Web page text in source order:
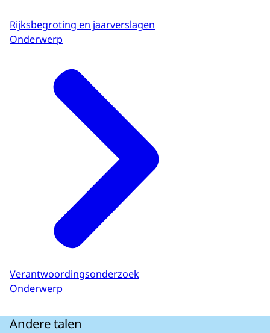
Rijksbegroting en jaarverslagen
Onderwerp
Verantwoordingsonderzoek
Onderwerp
Andere talen